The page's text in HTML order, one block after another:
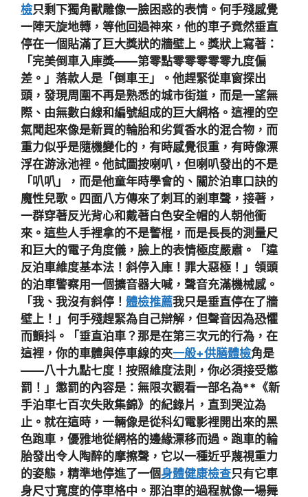
檢只剩下獨角獸雕像一臉困惑的表情。何手殘感覺
一陣天旋地轉，等他回過神來，他的車子竟然垂直
停在一個貼滿了巨大獎狀的牆壁上。獎狀上寫著：
「完美倒車入庫獎——第零點零零零零零九度偏
差。」落款人是「倒車王」。他趕緊從車窗探出
頭，發現周圍不再是熟悉的城市街道，而是一望無
際、由無數白線和編號組成的巨大網格。這裡的空
氣聞起來像是新買的輪胎和劣質香水的混合物，而
重力似乎是隨機變化的，有時感覺很重，有時像漂
浮在游泳池裡。他試圖按喇叭，但喇叭發出的不是
「叭叭」，而是他童年時學會的、關於泊車口訣的
魔性兒歌。四面八方傳來了刺耳的剎車聲，接著，
一群穿著反光背心和戴著白色安全帽的人朝他衝
來。這些人手裡拿的不是警棍，而是長長的測量尺
和巨大的電子角度儀，臉上的表情極度嚴肅。「違
反泊車維度基本法！斜停入庫！罪大惡極！」領頭
的泊車警察用一個擴音器大喊，聲音充滿機械感。
「我、我沒有斜停！ 體檢推薦我只是垂直停在了牆
壁上！」何手殘趕緊為自己辯解，但聲音因為恐懼
而顫抖。「垂直泊車？那是在第三次元的行為，在
這裡，你的車體與停車線的夾一般+供膳體檢角是
——八十九點七度！按照維度法則，你必須接受懲
罰！」懲罰的內容是：無限次觀看一部名為**《新
手泊車七百次失敗集錦》的紀錄片，直到哭泣為
止。就在這時，一輛像是從科幻電影裡開出來的黑
色跑車，優雅地從網格的邊緣漂移而過。跑車的輪
胎發出令人陶醉的摩擦聲，它以一種近乎蔑視重力
的姿態，精準地停進了一個身體健康檢查只有它車
身尺寸寬度的停車格中。那泊車的過程就像一場舞